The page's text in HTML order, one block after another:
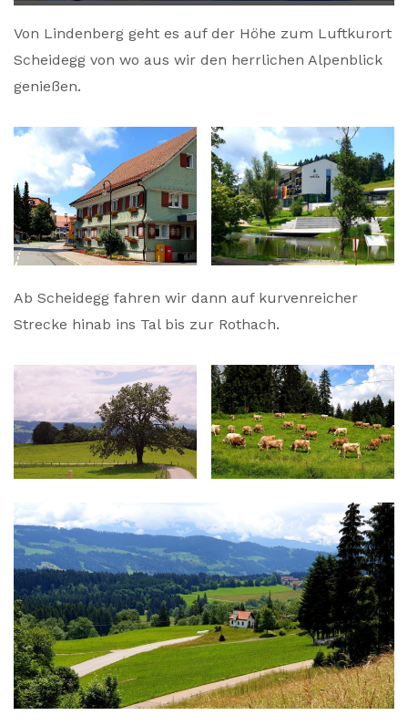
Von Lindenberg geht es auf der Höhe zum Luftkurort
Scheidegg von wo aus wir den herrlichen Alpenblick
genießen.
Ab Scheidegg fahren wir dann auf kurvenreicher
Strecke hinab ins Tal bis zur Rothach.